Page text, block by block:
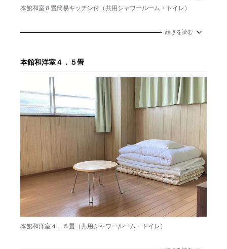
本館和室８畳簡易キッチン付（共用シャワールーム・トイレ）
続きを読む
本館和洋室４．５畳
本館和洋室４．５畳（共用シャワールーム・トイレ）